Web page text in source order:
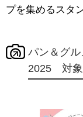
プを集めるスタ
パン＆グ
2025 対象